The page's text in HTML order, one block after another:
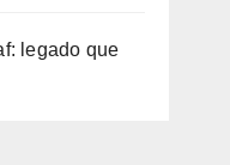
legado que